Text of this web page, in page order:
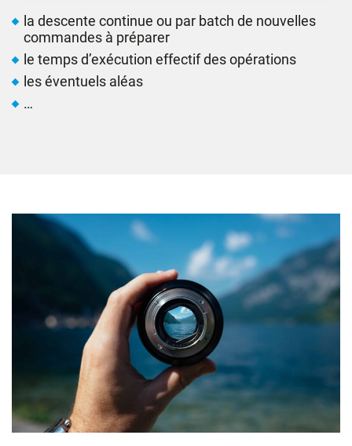
la descente continue ou par batch de nouvelles
commandes à préparer
le temps d’exécution effectif des opérations
les éventuels aléas
…